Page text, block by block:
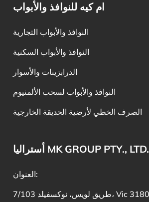
ام كيه للنوافذ والأبواب
النوافذ والأبواب التجارية
النوافذ والأبواب السكنية
الدرابزينات والأسوار
النوافذ والأبواب لسحب الألمنيوم
الصرف الخطي لأرضية الحديقة الخارجية
أستراليا MK GROUP PTY., LTD.
العنوان: